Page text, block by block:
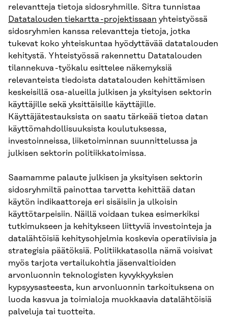
relevantteja tietoja sidosryhmille. Sitra tunnistaa
Datatalouden tiekartta -projektissaan yhteistyössä
sidosryhmien kanssa relevantteja tietoja, jotka
tukevat koko yhteiskuntaa hyödyttävää datatalouden
kehitystä. Yhteistyössä rakennettu Datatalouden
tilannekuva -työkalu esittelee näkemyksiä
relevanteista tiedoista datatalouden kehittämisen
keskeisillä osa-alueilla julkisen ja yksityisen sektorin
käyttäjille sekä yksittäisille käyttäjille.
Käyttäjätestauksista on saatu tärkeää tietoa datan
käyttömahdollisuuksista koulutuksessa,
investoinneissa, liiketoiminnan suunnittelussa ja
julkisen sektorin politiikkatoimissa.
Saamamme palaute julkisen ja yksityisen sektorin
sidosryhmiltä painottaa tarvetta kehittää datan
käytön indikaattoreja eri sisäisiin ja ulkoisin
käyttötarpeisiin. Näillä voidaan tukea esimerkiksi
tutkimukseen ja kehitykseen liittyviä investointeja ja
datalähtöisiä kehitysohjelmia koskevia operatiivisia ja
strategisia päätöksiä. Politiikkatasolla nämä voisivat
myös tarjota vertailukohtia jäsenvaltioiden
arvonluonnin teknologisten kyvykkyyksien
kypsyysasteesta, kun arvonluonnin tarkoituksena on
luoda kasvua ja toimialoja muokkaavia datalähtöisiä
palveluja tai tuotteita.